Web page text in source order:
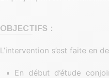
OBJECTIFS :
L’intervention s’est faite en
En début d’étude